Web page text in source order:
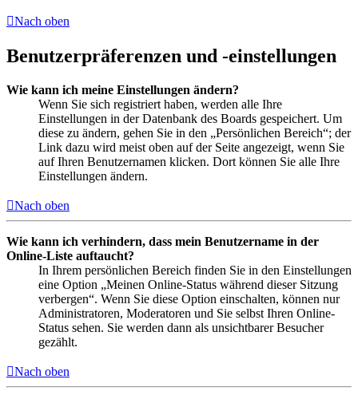
Nach oben
Benutzerpräferenzen und -einstellungen
Wie kann ich meine Einstellungen ändern?
Wenn Sie sich registriert haben, werden alle Ihre
Einstellungen in der Datenbank des Boards gespeichert. Um
diese zu ändern, gehen Sie in den „Persönlichen Bereich“; der
Link dazu wird meist oben auf der Seite angezeigt, wenn Sie
auf Ihren Benutzernamen klicken. Dort können Sie alle Ihre
Einstellungen ändern.
Nach oben
Wie kann ich verhindern, dass mein Benutzername in der
Online-Liste auftaucht?
In Ihrem persönlichen Bereich finden Sie in den Einstellungen
eine Option „Meinen Online-Status während dieser Sitzung
verbergen“. Wenn Sie diese Option einschalten, können nur
Administratoren, Moderatoren und Sie selbst Ihren Online-
Status sehen. Sie werden dann als unsichtbarer Besucher
gezählt.
Nach oben